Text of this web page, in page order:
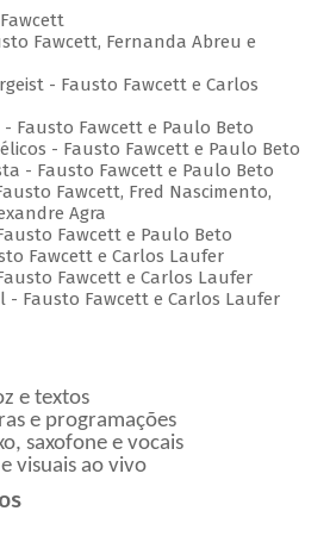
Fawcett, Fernanda Abreu e
- Fausto Fawcett e Carlos
Fausto Fawcett e Paulo Beto
- Fausto Fawcett e Paulo Beto
- Fausto Fawcett e Paulo Beto
Fawcett, Fred Nascimento,
Agra
Fawcett e Paulo Beto
Fawcett e Carlos Laufer
Fawcett e Carlos Laufer
- Fausto Fawcett e Carlos Laufer
e textos
e programações
saxofone e vocais
visuais ao vivo